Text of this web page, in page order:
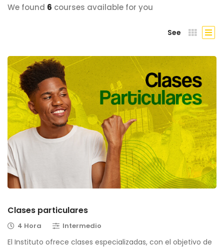
We found 6 courses available for you
See
Clases particulares
4 Hora Intermedio
El Instituto ofrece clases especializadas, con el objetivo de